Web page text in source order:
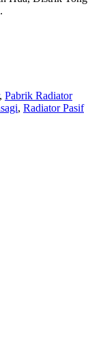
, Pabrik Radiator
, Radiator Pasif